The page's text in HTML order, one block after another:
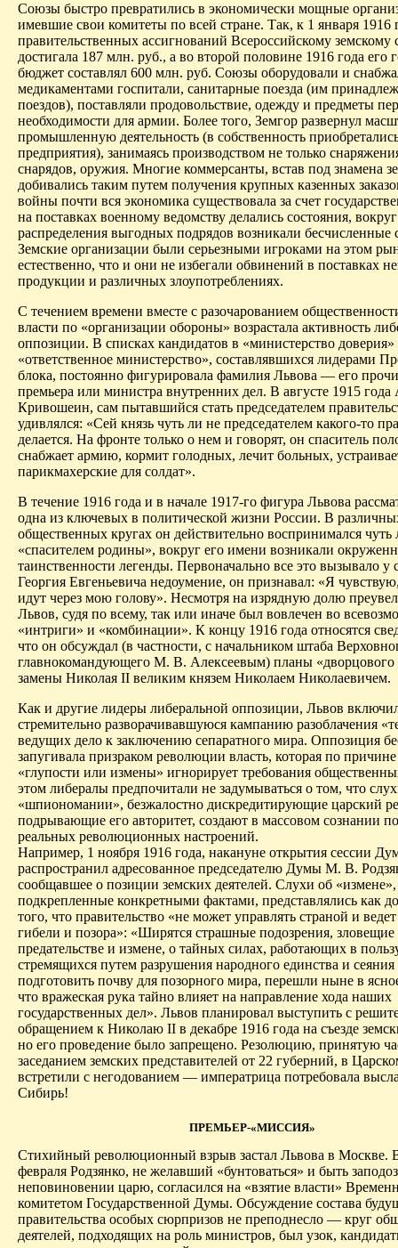
Союзы быстро превратились в экономически мощные
имевшие свои комитеты по всей стране. Так, к 1 января 1916
правительственных ассигнований Всероссийскому земскому
достигала 187 млн. руб., а во второй половине 1916 года его
бюджет составлял 600 млн. руб. Союзы оборудовали и
медикаментами госпитали, санитарные поезда (им
поездов), поставляли продовольствие, одежду и предметы
необходимости для армии. Более того, Земгор развернул
промышленную деятельность (в собственность
предприятия), занимаясь производством не только
снарядов, оружия. Многие коммерсанты, встав под знамена
добивались таким путем получения крупных казенных
войны почти вся экономика существовала за счет
на поставках военному ведомству делались состояния, вокруг
распределения выгодных подрядов возникали бесчисленные
Земские организации были серьезными игроками на этом
естественно, что и они не избегали обвинений в поставках
продукции и различных злоупотреблениях.
С течением времени вместе с разочарованием
власти по «организации обороны» возрастала активность
оппозиции. В списках кандидатов в «министерство
«ответственное министерство», составлявшихся лидерами
блока, постоянно фигурировала фамилия Львова — его
премьера или министра внутренних дел. В августе 1915
Кривошеин, сам пытавшийся стать председателем
удивлялся: «Сей князь чуть ли не председателем какого-то
делается. На фронте только о нем и говорят, он спаситель
снабжает армию, кормит голодных, лечит больных,
парикмахерские для солдат».
В течение 1916 года и в начале 1917-го фигура Львова
одна из ключевых в политической жизни России. В
общественных кругах он действительно воспринимался чуть
«спасителем родины», вокруг его имени возникали
таинственности легенды. Первоначально все это вызывало у
Георгия Евгеньевича недоумение, он признавал: «Я
идут через мою голову». Несмотря на изрядную долю
Львов, судя по всему, так или иначе был вовлечен во
«интриги» и «комбинации». К концу 1916 года относятся
что он обсуждал (в частности, с начальником штаба
главнокомандующего М. В. Алексеевым) планы «дворцового
замены Николая II великим князем Николаем Николаевичем.
Как и другие лидеры либеральной оппозиции, Львов
стремительно разворачивавшуюся кампанию разоблачения
ведущих дело к заключению сепаратного мира. Оппозиция
запугивала призраком революции власть, которая по
«глупости или измены» игнорирует требования
этом либералы предпочитали не задумываться о том, что
«шпиономании», безжалостно дискредитирующие царский
подрывающие его авторитет, создают в массовом сознании
реальных революционных настроений.
Например, 1 ноября 1916 года, накануне открытия сессии
распространил адресованное председателю Думы М. В.
сообщавшее о позиции земских деятелей. Слухи об
подкрепленные конкретными фактами, представлялись как
того, что правительство «не может управлять страной и
гибели и позора»: «Ширятся страшные подозрения, зловещие
предательстве и измене, о тайных силах, работающих в
стремящихся путем разрушения народного единства и сеяния
подготовить почву для позорного мира, перешли ныне в
что вражеская рука тайно влияет на направление хода наших
государственных дел». Львов планировал выступить с
обращением к Николаю II в декабре 1916 года на съезде
но его проведение было запрещено. Резолюцию, принятую
заседанием земских представителей от 22 губерний, в
встретили с негодованием — императрица потребовала
Сибирь!
ПРЕМЬЕР-«МИССИЯ»
Стихийный революционный взрыв застал Львова в Москве.
февраля Родзянко, не желавший «бунтоваться» и быть
неповиновении царю, согласился на «взятие власти»
комитетом Государственной Думы. Обсуждение состава
правительства особых сюрпризов не преподнесло — круг
деятелей, подходящих на роль министров, был узок,